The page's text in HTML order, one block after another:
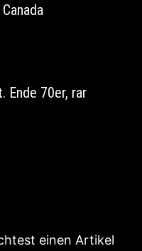
Ende 70er, rar
einen Artikel